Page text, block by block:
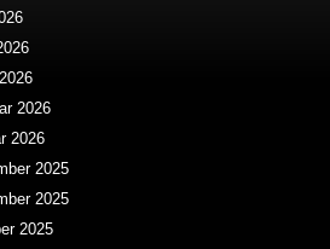
2026
2026
2025
2025
2025